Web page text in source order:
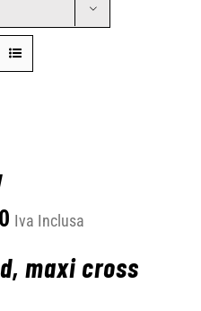
Iva Inclusa
maxi cross